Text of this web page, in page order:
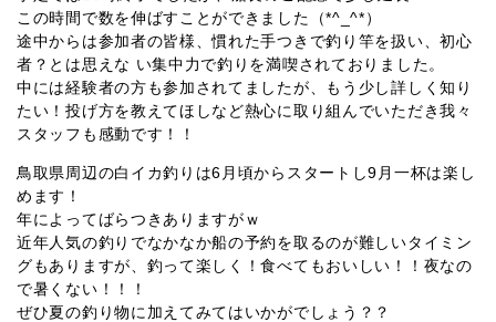
この時間で数を伸ばすことができました（*^_^*）
途中からは参加者の皆様、慣れた手つきで釣り竿を扱い、初心
者？とは思えな い集中力で釣りを満喫されておりました。
中には経験者の方も参加されてましたが、もう少し詳しく知り
たい！投げ方を教えてほしなど熱心に取り組んでいただき我々
スタッフも感動です！！
鳥取県周辺の白イカ釣りは6月頃からスタートし9月一杯は楽し
めます！
年によってばらつきありますがｗ
近年人気の釣りでなかなか船の予約を取るのが難しいタイミン
グもありますが、釣って楽しく！食べてもおいしい！！夜なの
で暑くない！！！
ぜひ夏の釣り物に加えてみてはいかがでしょう？？